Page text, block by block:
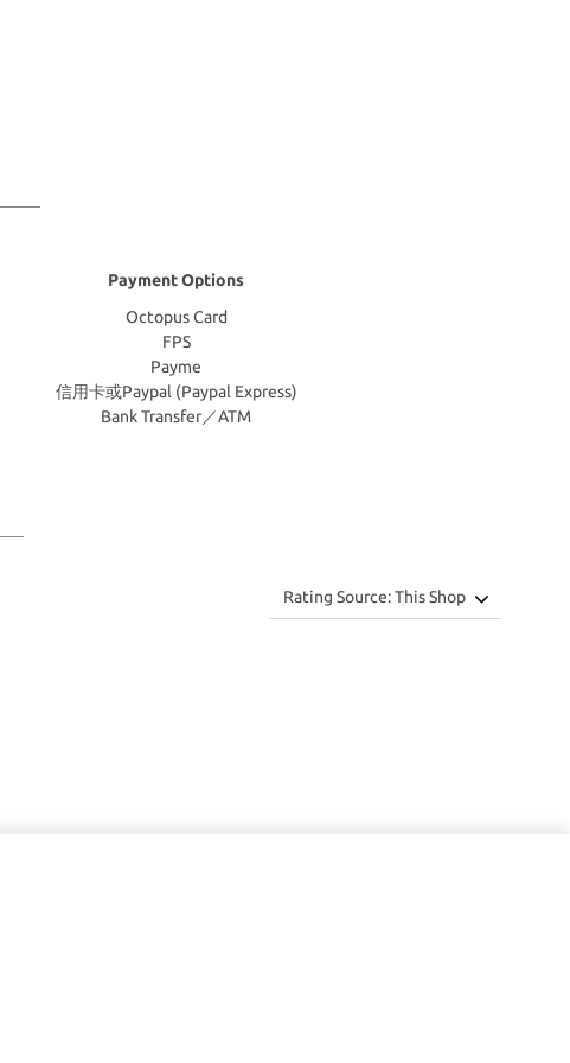
Payment Options
Octopus Card
FPS
Payme
信用卡或Paypal (Paypal Express)
Bank Transfer／ATM